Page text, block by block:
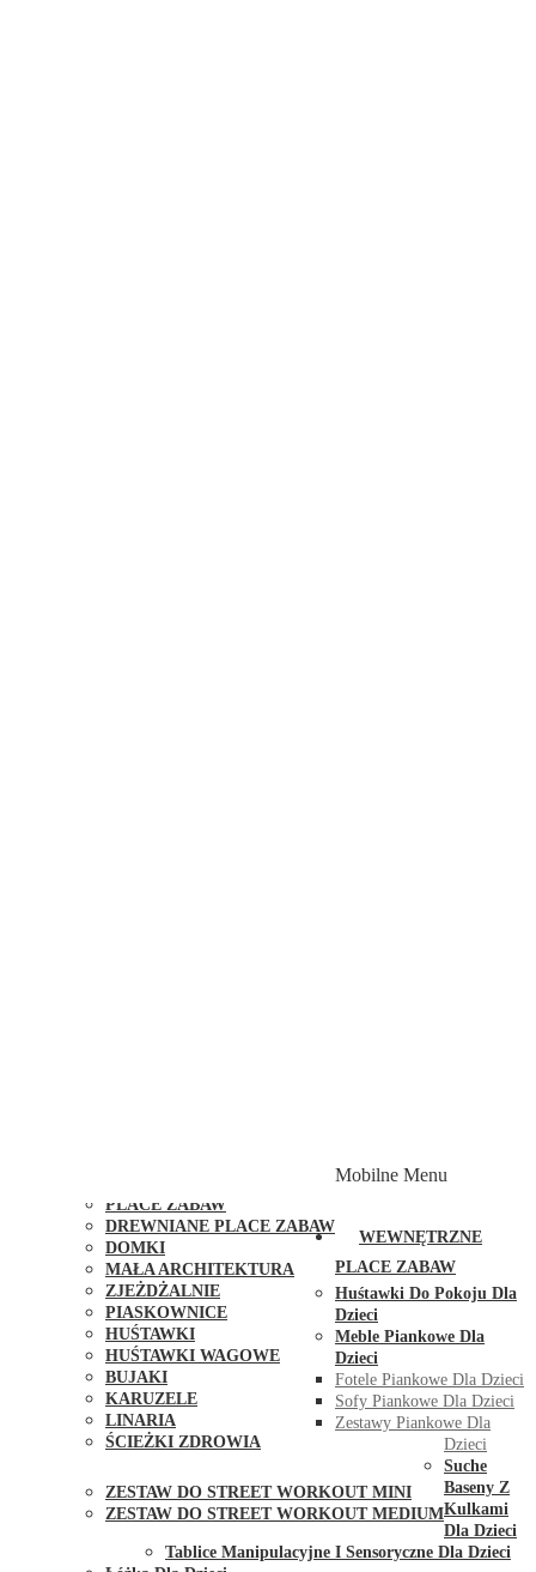
PLACE ZABAW
DREWNIANE PLACE ZABAW
DOMKI
MAŁA ARCHITEKTURA
ZJEŻDŻALNIE
PIASKOWNICE
HUŚTAWKI
HUŚTAWKI WAGOWE
BUJAKI
KARUZELE
LINARIA
ŚCIEŻKI ZDROWIA
ZESTAW DO STREET WORKOUT MINI
ZESTAW DO STREET WORKOUT MEDIUM
Mobilne Menu
WEWNĘTRZNE
PLACE ZABAW
Huśtawki Do Pokoju Dla
Dzieci
Meble Piankowe Dla
Dzieci
Fotele Piankowe Dla Dzieci
Sofy Piankowe Dla Dzieci
Zestawy Piankowe Dla
Dzieci
Suche
Baseny Z
Kulkami
Dla Dzieci
Tablice Manipulacyjne I Sensoryczne Dla Dzieci